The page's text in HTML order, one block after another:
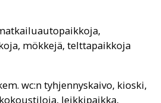
mökkejä, telttapaikkoja
wc:n tyhjennyskaivo, kioski,
leikkipaikka,